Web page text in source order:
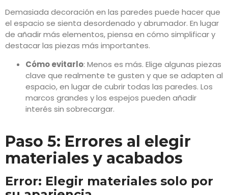
Demasiada decoración en las paredes puede hacer que
el espacio se sienta desordenado y abrumador. En lugar
de añadir más elementos, piensa en cómo simplificar y
destacar las piezas más importantes.
Cómo evitarlo: Menos es más. Elige algunas piezas
clave que realmente te gusten y que se adapten al
espacio, en lugar de cubrir todas las paredes. Los
marcos grandes y los espejos pueden añadir
interés sin sobrecargar.
Paso 5: Errores al elegir
materiales y acabados
Error: Elegir materiales solo por